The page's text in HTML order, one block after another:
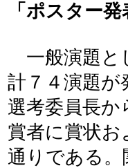
「ポスター
一般演題と
計７４演題が
選考委員長
賞者に賞状
通りである